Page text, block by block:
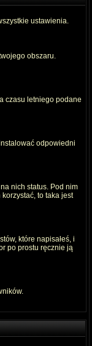
ustawienia.
obszaru.
czasu letniego podane
odpowiedni
nich status. Pod nim
to taka jest
które napisałeś, i
po prostu ręcznie ją